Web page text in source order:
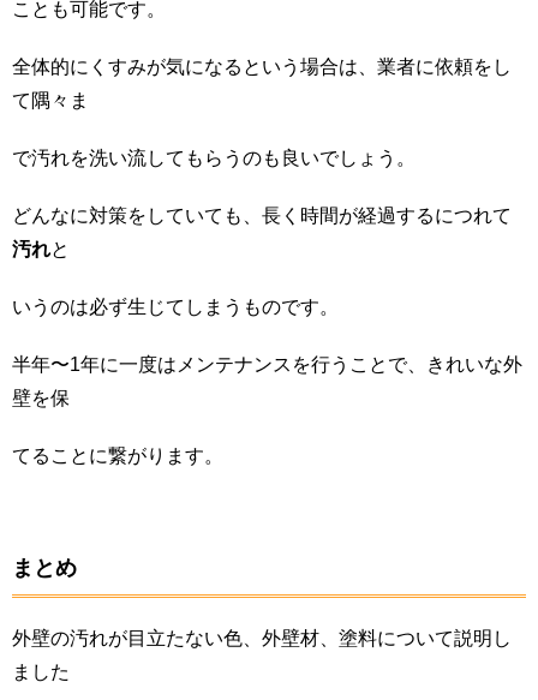
ことも可能です。
全体的にくすみが気になるという場合は、業者に依頼をし
て隅々ま
で汚れを洗い流してもらうのも良いでしょう。
どんなに対策をしていても、長く時間が経過するにつれて
汚れと
いうのは必ず生じてしまうものです。
半年〜1年に一度はメンテナンスを行うことで、きれいな外
壁を保
てることに繋がります。
まとめ
外壁の汚れが目立たない色、外壁材、塗料について説明し
ました